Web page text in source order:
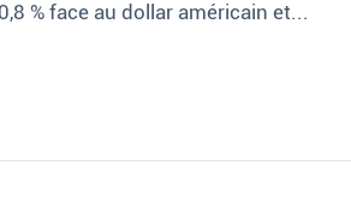
% face au dollar américain et...